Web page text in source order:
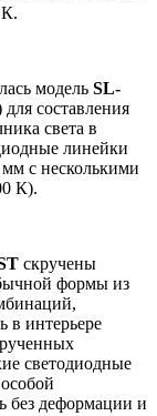
К.
модель SL-
для составления
света в
линейки
с несколькими
К).
скручены
формы из
в интерьере
светодиодные
без деформации и